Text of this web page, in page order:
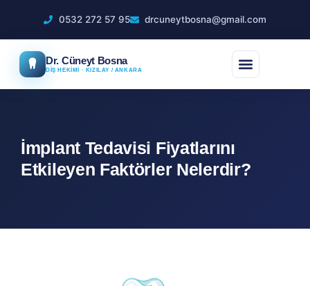
0532 272 57 95 drcuneytbosna@gmail.com
Dr. Cüneyt Bosna
DİŞ HEKİMİ · KIZILAY / ANKARA
İmplant Tedavisi Fiyatlarını
Etkileyen Faktörler Nelerdir?